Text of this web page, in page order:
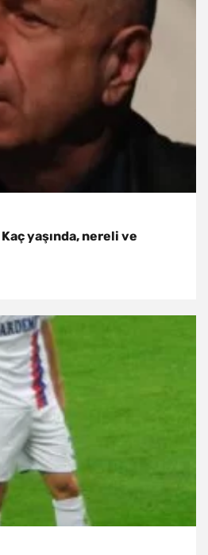
yaşında, nereli ve